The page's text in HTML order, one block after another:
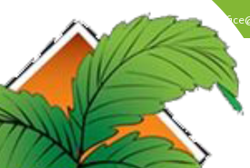
063/333859
POČETNAO NAMA